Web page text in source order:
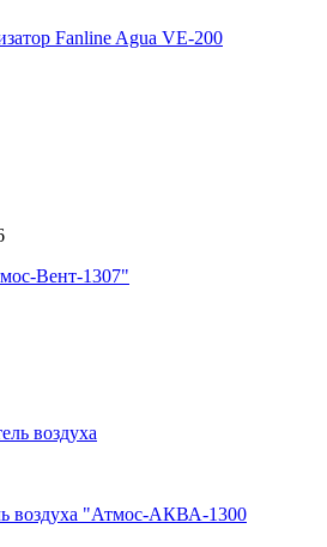
Fanline Agua VE-200
Вент-1307"
воздуха "Атмос-АКВА-1300